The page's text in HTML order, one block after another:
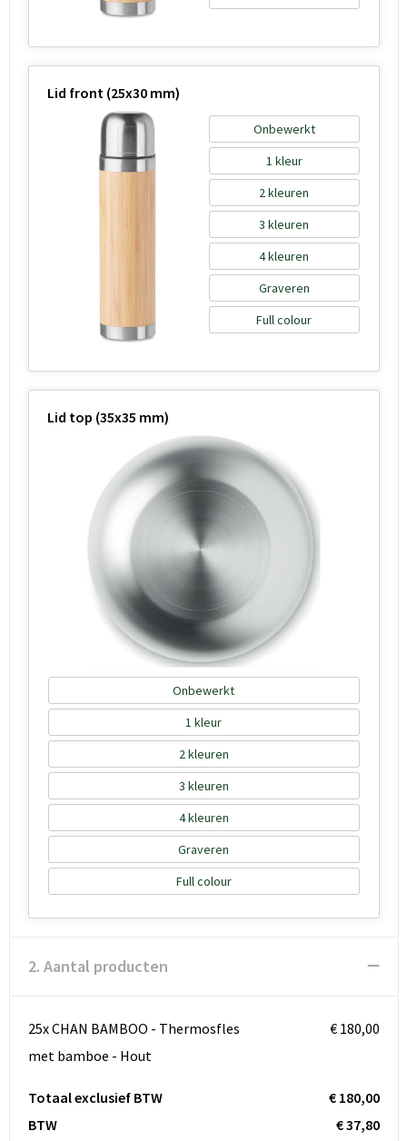
Lid front (25x30 mm)
Onbewerkt
1
2
3
4
Graveren
Full colour
Lid top (35x35 mm)
Onbewerkt
1
2
3
4
Graveren
Full colour
2. Aantal producten
25x CHAN BAMBOO - Thermosfles
met bamboe - Hout
€ 180,00
Totaal exclusief BTW
€ 180,00
BTW
€ 37,80